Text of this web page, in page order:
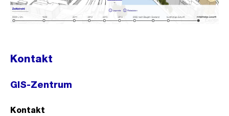
Kontakt
GIS-Zentrum
Kontakt